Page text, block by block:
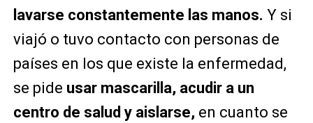
lavarse constantemente las manos. Y si
viajó o tuvo contacto con personas de
países en los que existe la enfermedad,
se pide usar mascarilla, acudir a un
centro de salud y aislarse, en cuanto se